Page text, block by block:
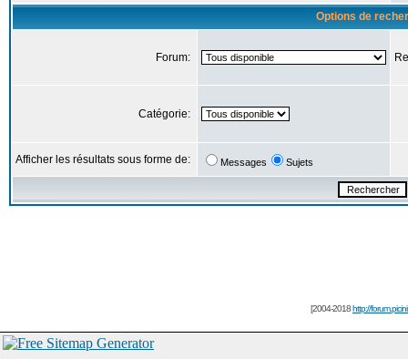
Options de
Forum:
Catégorie:
Afficher les résultats sous forme de: Messages Sujets
[2004-2018http://